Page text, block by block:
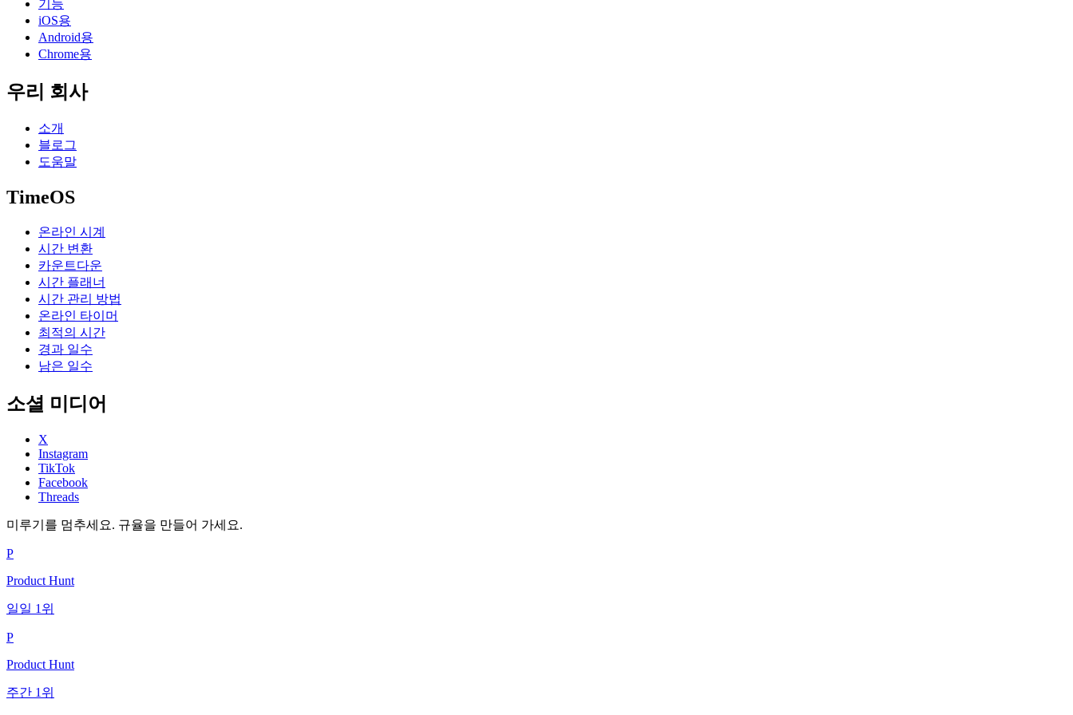
기능
iOS용
Android용
Chrome용
우리 회사
소개
블로그
도움말
TimeOS
온라인 시계
시간 변환
카운트다운
시간 플래너
시간 관리 방법
온라인 타이머
최적의 시간
경과 일수
남은 일수
소셜 미디어
X
Instagram
TikTok
Facebook
Threads
미루기를 멈추세요. 규율을 만들어 가세요.
P
Product Hunt
일일 1위
P
Product Hunt
주간 1위